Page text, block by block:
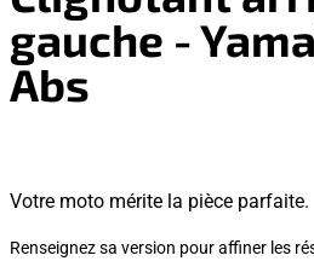
gauche -
Abs
Votre moto mérite la pièce parfaite.
Renseignez sa version pour affiner les